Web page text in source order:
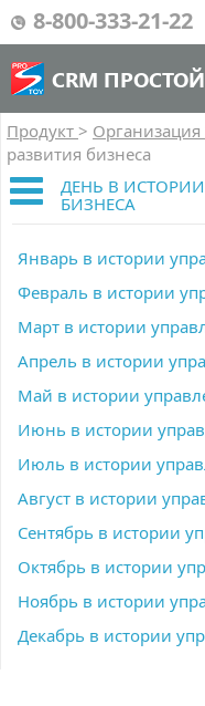
8-800-333-21-22
CRM
Продукт > Организация
развития бизнеса
ДЕНЬ В
БИЗНЕСА
Январь в истории
Февраль в истории
Март в истории
Апрель в истории
Май в истории
Июнь в истории
Июль в истории
Август в истории
Сентябрь в истории
Октябрь в истории
Ноябрь в истории
Декабрь в истории